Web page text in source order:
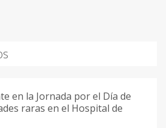
en la Jornada por el Día de
raras en el Hospital de